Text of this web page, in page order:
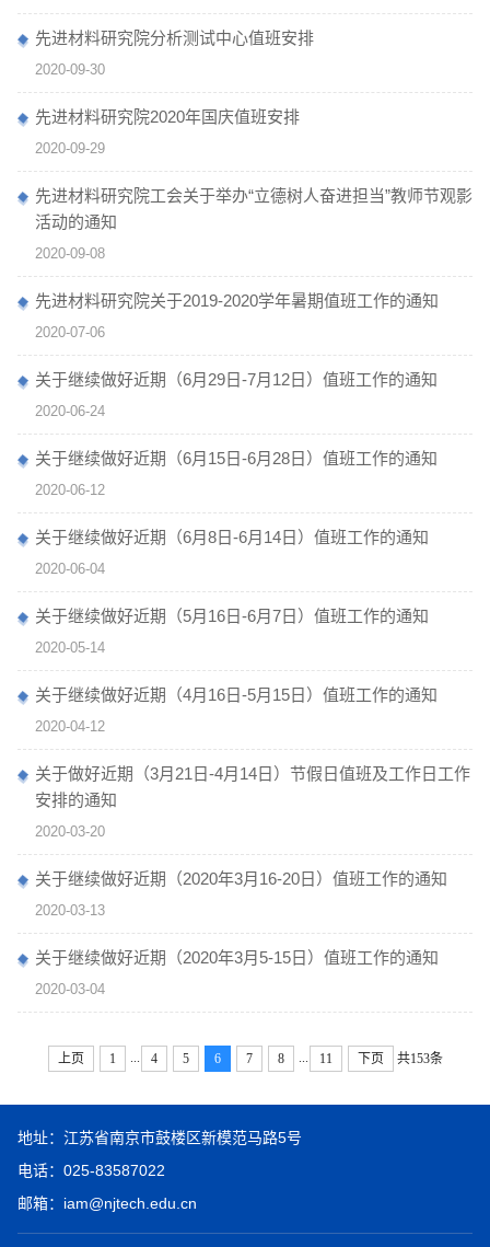
先进材料研究院分析测试中心值班安排
2020-09-30
先进材料研究院2020年国庆值班安排
2020-09-29
先进材料研究院工会关于举办“立德树人奋进担当”教师节观影
活动的通知
2020-09-08
先进材料研究院关于2019-2020学年暑期值班工作的通知
2020-07-06
关于继续做好近期（6月29日-7月12日）值班工作的通知
2020-06-24
关于继续做好近期（6月15日-6月28日）值班工作的通知
2020-06-12
关于继续做好近期（6月8日-6月14日）值班工作的通知
2020-06-04
关于继续做好近期（5月16日-6月7日）值班工作的通知
2020-05-14
关于继续做好近期（4月16日-5月15日）值班工作的通知
2020-04-12
关于做好近期（3月21日-4月14日）节假日值班及工作日工作
安排的通知
2020-03-20
关于继续做好近期（2020年3月16-20日）值班工作的通知
2020-03-13
关于继续做好近期（2020年3月5-15日）值班工作的通知
2020-03-04
上页 1 4 5 6 7 8 11 下页 共153条
地址：江苏省南京市鼓楼区新模范马路5号
电话：025-83587022
邮箱：iam@njtech.edu.cn